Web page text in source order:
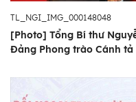
TL_NGI_IMG_000148048
[Photo] Tổng Bí thư
Đảng Phong trào Cánh